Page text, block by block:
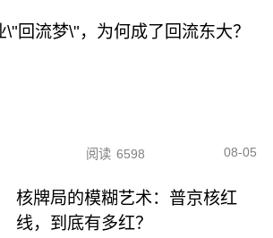
回流梦\"，为何成了回流东大？
阅读 6598 08-05
核牌局的模糊艺术：普京核红
线，到底有多红？